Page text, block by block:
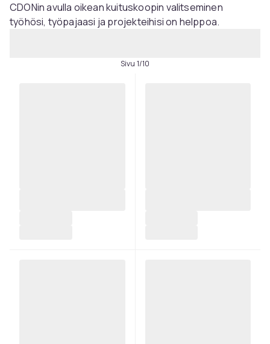
CDONin avulla oikean kuituskoopin valitseminen
työhösi, työpajaasi ja projekteihisi on helppoa.
Sivu 1/10